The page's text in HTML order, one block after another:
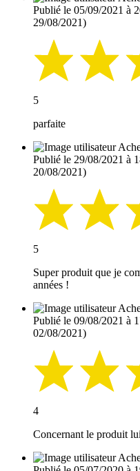
Publié le 05/09/2021 à
29/08/2021)
5
parfaite
Publié le 29/08/2021 à
20/08/2021)
5
Super produit que je
années !
Publié le 09/08/2021 à
02/08/2021)
4
Concernant le produit